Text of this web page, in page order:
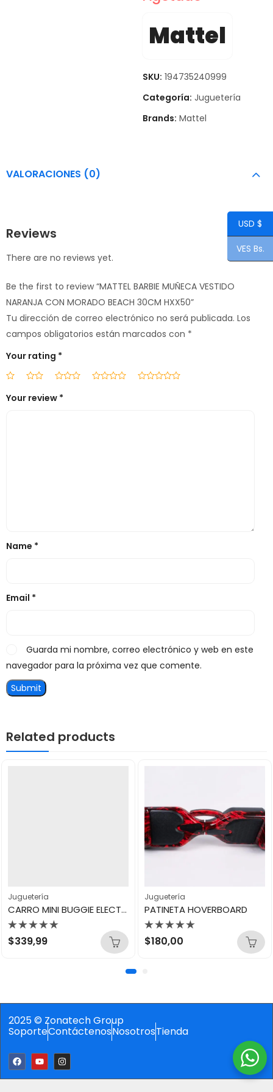
Mattel
SKU: 194735240999
Categoría: Juguetería
Brands: Mattel
VALORACIONES (0)
Reviews
There are no reviews yet.
Be the first to review “MATTEL BARBIE MUÑECA VESTIDO
NARANJA CON MORADO BEACH 30CM HXX50”
Tu dirección de correo electrónico no será publicada. Los
campos obligatorios están marcados con *
Your rating *
Your review *
Name *
Email *
Guarda mi nombre, correo electrónico y web en este
navegador para la próxima vez que comente.
Related products
Juguetería
CARRO MINI BUGGIE ELECTRICO
Valorado
con
$339,99
Juguetería
PATINETA HOVERBOARD
Valorado
con
$180,00
2025 © Zonatech Group
SoporteContáctenosNosotrosTienda
USD $
VES Bs.